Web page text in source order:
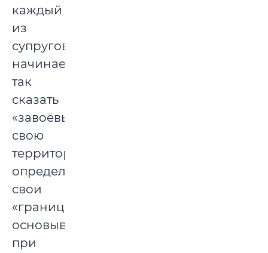
каждый
из
супругов
начинает,
так
сказать
«завоёвывать»
свою
территорию,
определяя
свои
«границы»,
основываясь
при